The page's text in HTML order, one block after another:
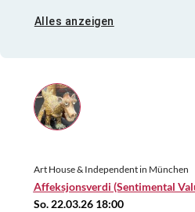
wurde die Vorführung vom
Nottingham, dessen
Alles anzeigen
Art House & Independent in München
Affeksjonsverdi (Sentimental
So. 22.03.26 18:00